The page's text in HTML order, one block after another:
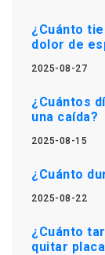
¿Cuánto
dolor de
2025-08-27
¿Cuántos
una caída?
2025-08-15
¿Cuánto
2025-08-22
¿Cuánto
quitar